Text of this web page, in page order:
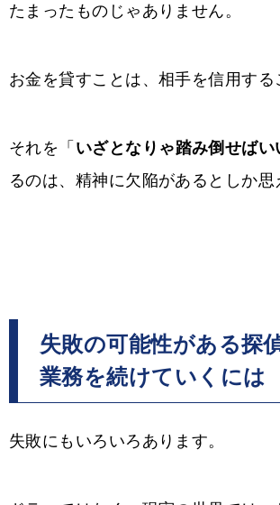
たまったものじゃありません。
お金を貸すことは、相手を信用する
それを「 いざとなりゃ踏み倒せばい
るのは、精神に欠陥があるとしか思
失敗の可能性がある探
業務を続けていくには
失敗にもいろいろあります。